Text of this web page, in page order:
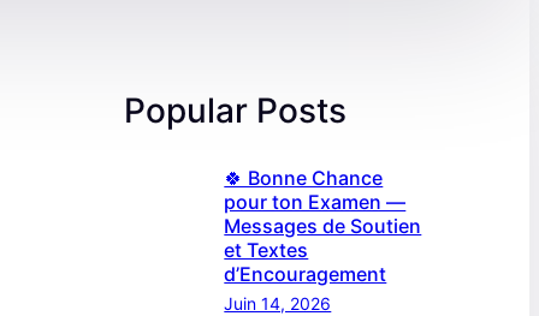
Popular Posts
🍀 Bonne Chance
pour ton Examen —
Messages de Soutien
et Textes
d’Encouragement
Juin 14, 2026